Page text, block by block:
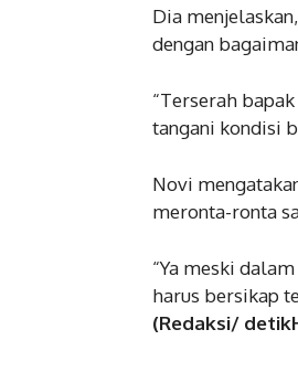
Dia
dengan
“Terserah
tangani kondisi
Novi
meronta-ronta
“Ya meski
harus bersikap
(Redaksi/